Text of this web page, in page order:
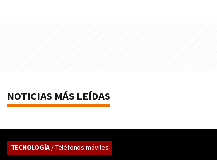
NOTICIAS MÁS LEÍDAS
TECNOLOGÍA/ Teléfonos móviles